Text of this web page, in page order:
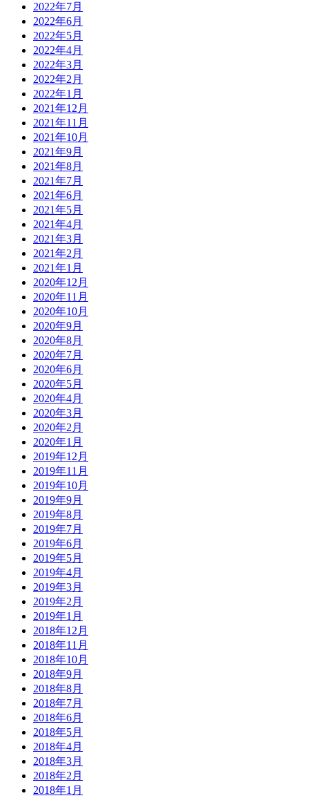
2022年7月
2022年6月
2022年5月
2022年4月
2022年3月
2022年2月
2022年1月
2021年12月
2021年11月
2021年10月
2021年9月
2021年8月
2021年7月
2021年6月
2021年5月
2021年4月
2021年3月
2021年2月
2021年1月
2020年12月
2020年11月
2020年10月
2020年9月
2020年8月
2020年7月
2020年6月
2020年5月
2020年4月
2020年3月
2020年2月
2020年1月
2019年12月
2019年11月
2019年10月
2019年9月
2019年8月
2019年7月
2019年6月
2019年5月
2019年4月
2019年3月
2019年2月
2019年1月
2018年12月
2018年11月
2018年10月
2018年9月
2018年8月
2018年7月
2018年6月
2018年5月
2018年4月
2018年3月
2018年2月
2018年1月